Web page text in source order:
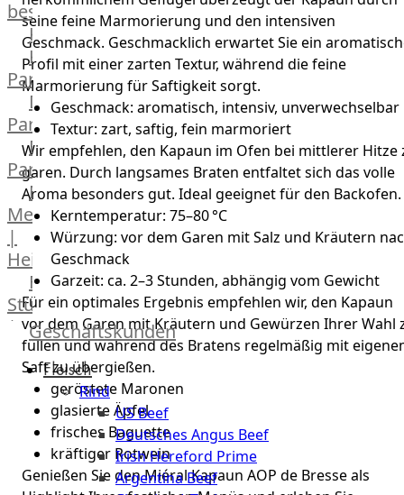
bestellen
Karriere
Kochschul-
Partner
Depot-
Partner
Frischetheken-
Partner
Männer
Metzger
|
Heinsberg
Feinkost
Stüttgen
|
Düsseldorf
The
Meat
Club
Stuttgart
Geschäftskunden
Fleisch
Rind
US Beef
Deutsches Angus Beef
Irish Hereford Prime
Argentina Beef
seine feine Marmorierung und den intensiven
Geschmack. Geschmacklich erwartet Sie ein
Profil mit einer zarten Textur, während die feine
Marmorierung für Saftigkeit sorgt.
Geschmack: aromatisch, intensiv, unverwechselbar
Textur: zart, saftig, fein marmoriert
Wir empfehlen, den Kapaun im Ofen bei mittlerer Hitze
garen. Durch langsames Braten entfaltet sich das volle
Aroma besonders gut. Ideal geeignet für den Backofen.
Kerntemperatur: 75–80 °C
Würzung: vor dem Garen mit Salz und Kräutern
Geschmack
Garzeit: ca. 2–3 Stunden, abhängig vom Gewicht
Für ein optimales Ergebnis empfehlen wir, den Kapaun
vor dem Garen mit Kräutern und Gewürzen Ihrer Wahl
füllen und während des Bratens regelmäßig mit
Saft zu übergießen.
geröstete Maronen
glasierte Äpfel
frisches Baguette
kräftiger Rotwein
Genießen Sie den Miéral Kapaun AOP de Bresse als